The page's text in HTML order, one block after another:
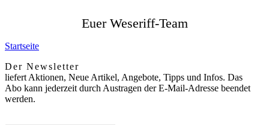
Euer Weseriff-Team
Startseite
Der Newsletter
liefert Aktionen, Neue Artikel, Angebote, Tipps und Infos. Das
Abo kann jederzeit durch Austragen der E-Mail-Adresse beendet
werden.